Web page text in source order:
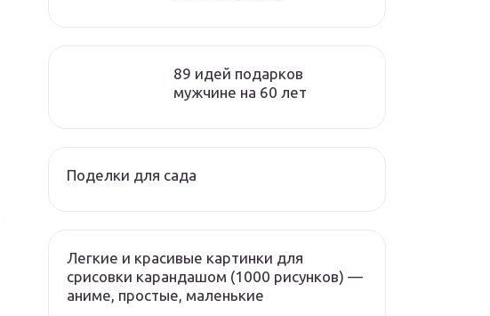
89 идей подарков
мужчине на 60 лет
Поделки для сада
Легкие и красивые картинки для
срисовки карандашом (1000 рисунков) —
аниме, простые, маленькие